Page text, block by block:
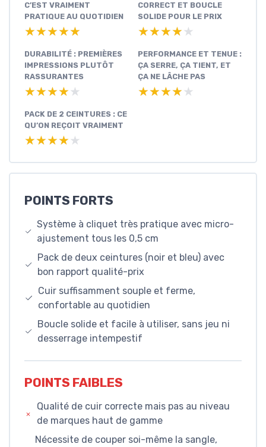
C’EST VRAIMENT
PRATIQUE AU QUOTIDIEN
★★★★★
★★★★★
CORRECT ET BOUCLE
SOLIDE POUR LE PRIX
★★★★★
★★★★★
DURABILITÉ : PREMIÈRES
IMPRESSIONS PLUTÔT
RASSURANTES
★★★★★
★★★★★
PERFORMANCE ET TENUE :
ÇA SERRE, ÇA TIENT, ET
ÇA NE LÂCHE PAS
★★★★★
★★★★★
PACK DE 2 CEINTURES : CE
QU’ON REÇOIT VRAIMENT
★★★★★
★★★★★
POINTS FORTS
Système à cliquet très pratique avec micro-
ajustement tous les 0,5 cm
Pack de deux ceintures (noir et bleu) avec
bon rapport qualité-prix
Cuir suffisamment souple et ferme,
confortable au quotidien
Boucle solide et facile à utiliser, sans jeu ni
desserrage intempestif
POINTS FAIBLES
Qualité de cuir correcte mais pas au niveau
de marques haut de gamme
Nécessite de couper soi-même la sangle,